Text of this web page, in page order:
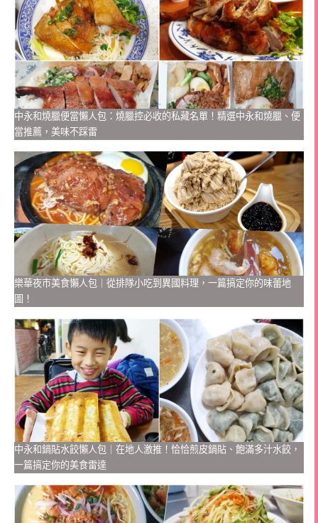
中永和燒臘便當懶人包：燒臘控必收的私藏名單！精選中永和燒臘、便
當推薦，美味不踩雷
樂華夜市美食懶人包｜從排隊小吃到異國料理，一篇搞定你的味蕾地
圖！
中永和鍋貼水餃懶人包｜在地人激推！恰恰煎皮鍋貼、飽滿多汁水餃，
一篇搞定你的美食雷達